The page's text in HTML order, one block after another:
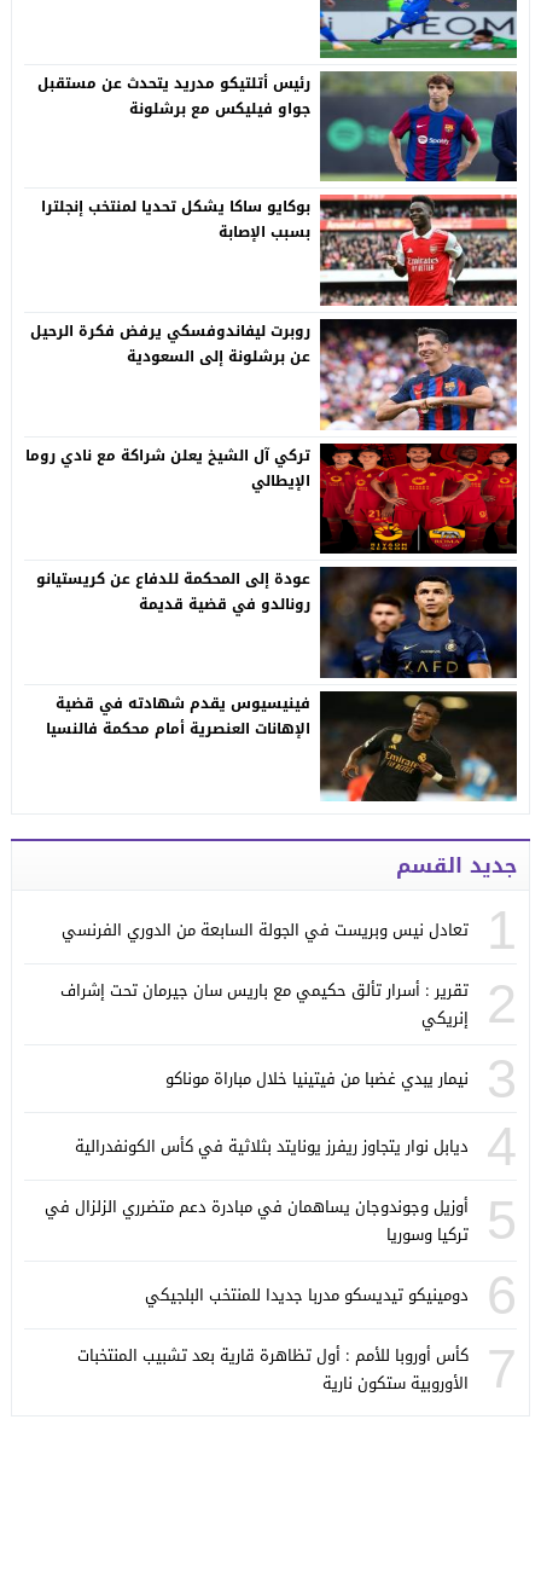
رئيس أتلتيكو مدريد يتحدث عن مستقبل
جواو فيليكس مع برشلونة
بوكايو ساكا يشكل تحديا لمنتخب إنجلترا
بسبب الإصابة
روبرت ليفاندوفسكي يرفض فكرة الرحيل
عن برشلونة إلى السعودية
تركي آل الشيخ يعلن شراكة مع نادي روما
الإيطالي
عودة إلى المحكمة للدفاع عن كريستيانو
رونالدو في قضية قديمة
فينيسيوس يقدم شهادته في قضية
الإهانات العنصرية أمام محكمة فالنسيا
جديد القسم
1 تعادل نيس وبريست في الجولة السابعة من الدوري الفرنسي
2
تقرير : أسرار تألق حكيمي مع باريس سان جيرمان تحت إشراف
إنريكي
3 نيمار يبدي غضبا من فيتينيا خلال مباراة موناكو
4 ديابل نوار يتجاوز ريفرز يونايتد بثلاثية في كأس الكونفدرالية
5
أوزيل وجوندوجان يساهمان في مبادرة دعم متضرري الزلزال في
تركيا وسوريا
6 دومينيكو تيديسكو مدربا جديدا للمنتخب البلجيكي
7
كأس أوروبا للأمم : أول تظاهرة قارية بعد تشبيب المنتخبات
الأوروبية ستكون نارية